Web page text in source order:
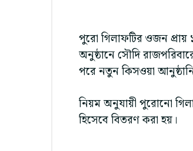
পুরো গিলাফটির ওজন প্রায়
অনুষ্ঠানে সৌদি
পরে নতুন কিসওয়া
নিয়ম অনুযায়ী পুরোনো
হিসেবে বিতরণ করা হয়।